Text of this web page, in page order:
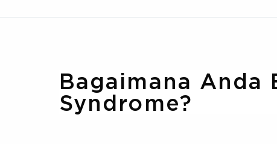
Bagaimana Anda
Syndrome?